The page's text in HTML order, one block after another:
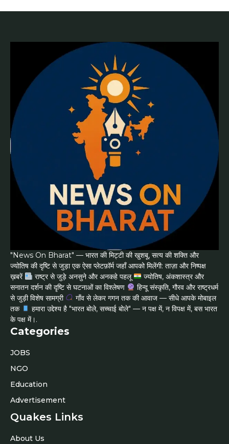
"News On Bharat" — भारत की मिट्टी की खुशबू, सत्य की शक्ति और
ज्योतिष की दृष्टि से जुड़ा एक ऐसा प्लेटफ़ॉर्म जहाँ आपको मिलेंगी: ताज़ा और निष्पक्ष
ख़बरें
राष्ट्र से जुड़े अनसुने और अनकहे पहलू
ज्योतिष, अंकशास्त्र और
सनातन दर्शन की दृष्टि से घटनाओं का विश्लेषण
हिन्दू संस्कृति, गौरव और राष्ट्रधर्म
से जुड़ी विशेष सामग्री
गाँव से लेकर गगन तक की आवाज — सीधे आपके मोबाइल
तक
हमारा उद्देश्य है "भारत बोले, सच्चाई बोले" — न पक्ष में, न विपक्ष में, बस भारत
के पक्ष में।.
Categories
JOBS
NGO
Education
Advertisement
Quakes Links
About Us